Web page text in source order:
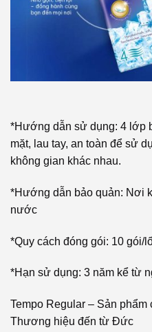
*Hướng dẫn sử dụng: 4 lớp
mặt, lau tay, an toàn để sử
không gian khác nhau.
*Hướng dẫn bảo quản: Nơi
nước
*Quy cách đóng gói: 10 gói/
*Hạn sử dụng: 3 năm kể từ
Tempo Regular – Sản phẩm
Thương hiệu đến từ Đức